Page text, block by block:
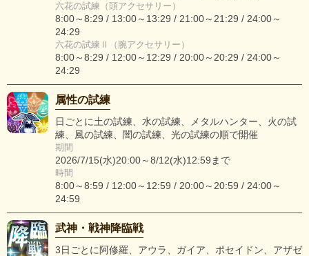
六花の試練（頭アクセサリー）
8:00～8:29 / 13:00～13:29 / 21:00～21:29 / 24:00～
24:29
六花の試練Ⅱ（腕アクセサリー）
8:00～8:29 / 12:00～12:29 / 20:00～20:29 / 24:00～
24:29
属性の試練
日ごとに土の試練、水の試練、メタルハンター、火の試
練、風の試練、闇の試練、光の試練の順で開催
期間
2026/7/15(水)20:00～8/12(水)12:59まで
時間
8:00～8:59 / 12:00～12:59 / 20:00～20:59 / 24:00～
24:59
武神・戦神降臨戦
3日ごとに阿修羅、アウラ、ガイア、ポセイドン、アザゼ